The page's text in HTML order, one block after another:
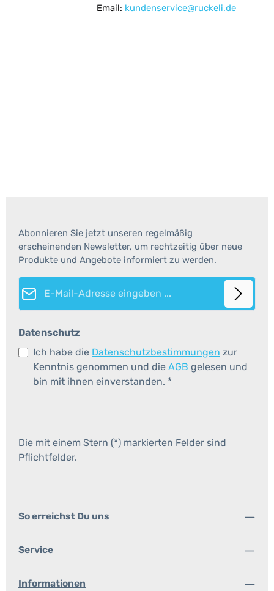
Email: kundenservice@ruckeli.de
Abonnieren Sie jetzt unseren regelmäßig
erscheinenden Newsletter, um rechtzeitig über neue
Produkte und Angebote informiert zu werden.
E-Mail-Adresse*
Datenschutz
Ich habe die Datenschutzbestimmungen zur
Kenntnis genommen und die AGB gelesen und
bin mit ihnen einverstanden. *
Die mit einem Stern (*) markierten Felder sind
Pflichtfelder.
So erreichst Du uns
Service
Informationen